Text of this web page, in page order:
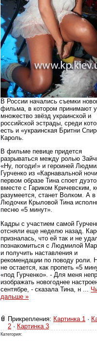
В России начались съемки
фильма, в котором принимают
множество звёзд украинской и
российской эстрады, среди
есть и «украинская Бритни
Кароль.
В фильме певице придется
разрываться между ролью
«Ну, погоди!» и героиней
Гурченко из «Карнавальной
первом образе Тина споет
вместе с Гариком Кричевским,
разумеется, станет Волком. А
Людочки Крыловой Тина
песню «5 минут».
Кадры с участием самой
отсняли еще неделю назад.
призналась, что ей так и не
познакомиться с Людмилой
и получить наставления и
рекомендации по поводу роли.
не остается, как пропеть «5
«под Гурченко». - Для меня
изображать новогоднее
сентябре, - сказала Тина, н
дальше »
Прикрепления: Картинка 1 ·
2 · Картинка 3
Категория: